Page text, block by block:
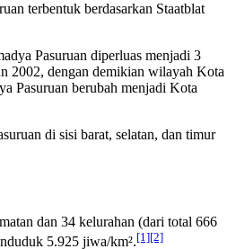
terbentuk berdasarkan Staatblat
Pasuruan diperluas menjadi 3
2002, dengan demikian wilayah Kota
Pasuruan berubah menjadi Kota
di sisi barat, selatan, dan timur
dan 34 kelurahan (dari total 666
5.925 jiwa/km².[1][2]